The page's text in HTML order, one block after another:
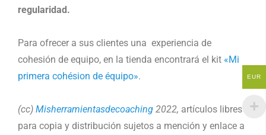
regularidad.
Para ofrecer a sus clientes una experiencia de
cohesión de equipo, en la tienda encontrará el kit «Mi
primera cohésion de équipo».
(cc) Misherramientasdecoaching 2022, artículos libres
para copia y distribución sujetos a mención y enlace a
EUR